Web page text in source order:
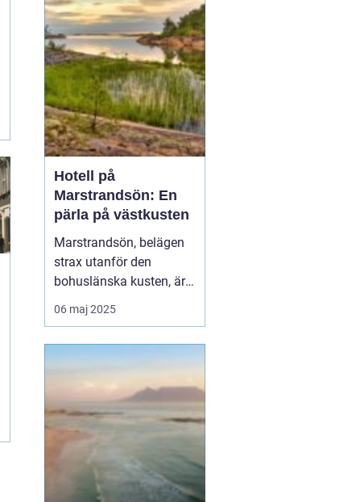
Hotell på
Marstrandsön: En
pärla på västkusten
Marstrandsön, belägen
strax utanför den
bohuslänska kusten, är
känd som en av Sveriges
mest charmiga och
en rik historia och en
slående naturlig skönhet,
vilket gör den til...
06 maj 2025